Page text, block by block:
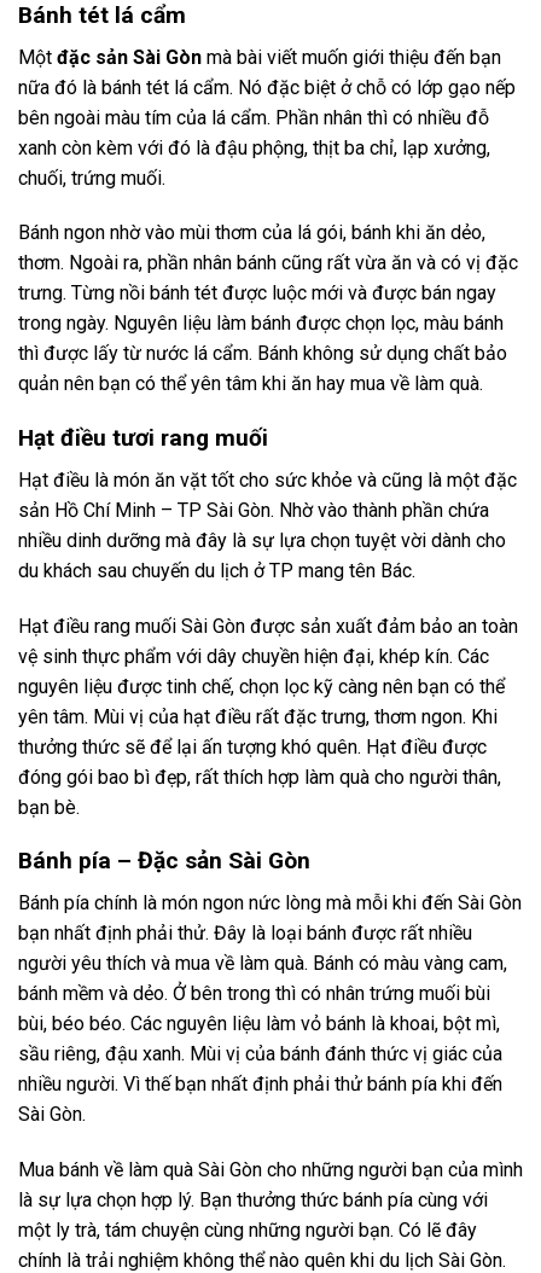
Bánh tét lá cẩm
Một đặc sản Sài Gòn mà bài viết muốn giới thiệu đến bạn
nữa đó là bánh tét lá cẩm. Nó đặc biệt ở chỗ có lớp gạo nếp
bên ngoài màu tím của lá cẩm. Phần nhân thì có nhiều đỗ
xanh còn kèm với đó là đậu phộng, thịt ba chỉ, lạp xưởng,
chuối, trứng muối.
Bánh ngon nhờ vào mùi thơm của lá gói, bánh khi ăn dẻo,
thơm. Ngoài ra, phần nhân bánh cũng rất vừa ăn và có vị đặc
trưng. Từng nồi bánh tét được luộc mới và được bán ngay
trong ngày. Nguyên liệu làm bánh được chọn lọc, màu bánh
thì được lấy từ nước lá cẩm. Bánh không sử dụng chất bảo
quản nên bạn có thể yên tâm khi ăn hay mua về làm quà.
Hạt điều tươi rang muối
Hạt điều là món ăn vặt tốt cho sức khỏe và cũng là một đặc
sản Hồ Chí Minh – TP Sài Gòn. Nhờ vào thành phần chứa
nhiều dinh dưỡng mà đây là sự lựa chọn tuyệt vời dành cho
du khách sau chuyến du lịch ở TP mang tên Bác.
Hạt điều rang muối Sài Gòn được sản xuất đảm bảo an toàn
vệ sinh thực phẩm với dây chuyền hiện đại, khép kín. Các
nguyên liệu được tinh chế, chọn lọc kỹ càng nên bạn có thể
yên tâm. Mùi vị của hạt điều rất đặc trưng, thơm ngon. Khi
thưởng thức sẽ để lại ấn tượng khó quên. Hạt điều được
đóng gói bao bì đẹp, rất thích hợp làm quà cho người thân,
bạn bè.
Bánh pía – Đặc sản Sài Gòn
Bánh pía chính là món ngon nức lòng mà mỗi khi đến Sài Gòn
bạn nhất định phải thử. Đây là loại bánh được rất nhiều
người yêu thích và mua về làm quà. Bánh có màu vàng cam,
bánh mềm và dẻo. Ở bên trong thì có nhân trứng muối bùi
bùi, béo béo. Các nguyên liệu làm vỏ bánh là khoai, bột mì,
sầu riêng, đậu xanh. Mùi vị của bánh đánh thức vị giác của
nhiều người. Vì thế bạn nhất định phải thử bánh pía khi đến
Sài Gòn.
Mua bánh về làm quà Sài Gòn cho những người bạn của mình
là sự lựa chọn hợp lý. Bạn thưởng thức bánh pía cùng với
một ly trà, tám chuyện cùng những người bạn. Có lẽ đây
chính là trải nghiệm không thể nào quên khi du lịch Sài Gòn.